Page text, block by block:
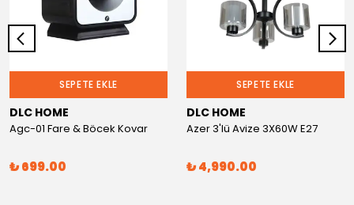
SEPETE EKLE
DLC HOME
Agc-01 Fare & Böcek Kovar
₺ 699.00
SEPETE EKLE
DLC HOME
Azer 3'lü Avize 3X60W E27
₺ 4,990.00